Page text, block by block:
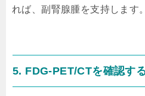
れば、副腎腺腫を支持します。
5. FDG-PET/CTを確認す